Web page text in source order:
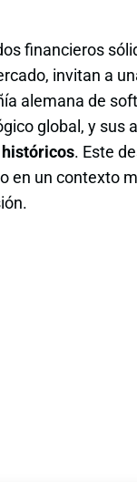
financieros
invitan a
alemana de
global, y
. Este
en un contexto